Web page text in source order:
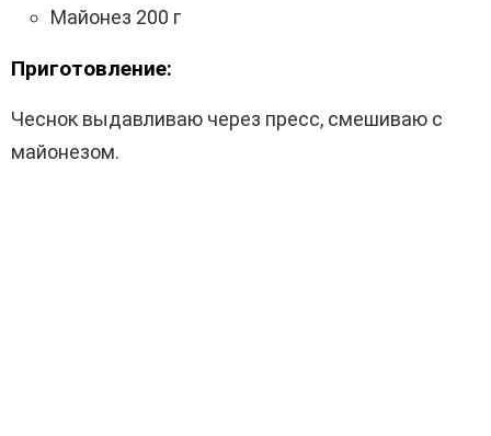
Майонез 200 г
Приготовление:
Чеснок выдавливаю через пресс, смешиваю с
майонезом.